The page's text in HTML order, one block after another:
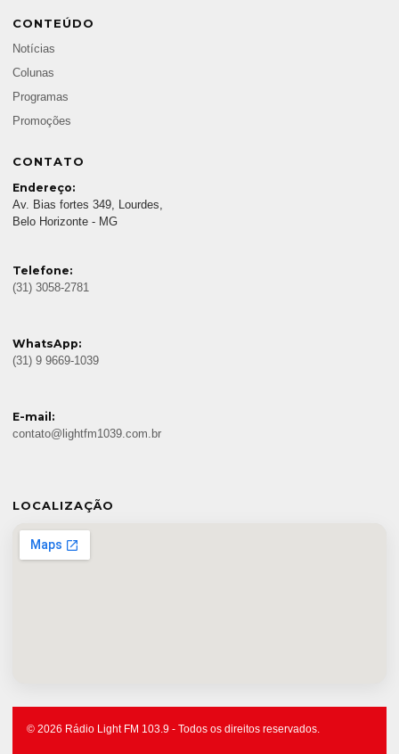
CONTEÚDO
Notícias
Colunas
Programas
Promoções
CONTATO
Endereço:
Av. Bias fortes 349, Lourdes,
Belo Horizonte - MG
Telefone:
(31) 3058-2781
WhatsApp:
(31) 9 9669-1039
E-mail:
contato@lightfm1039.com.br
LOCALIZAÇÃO
© 2026 Rádio Light FM 103.9 - Todos os direitos reservados.